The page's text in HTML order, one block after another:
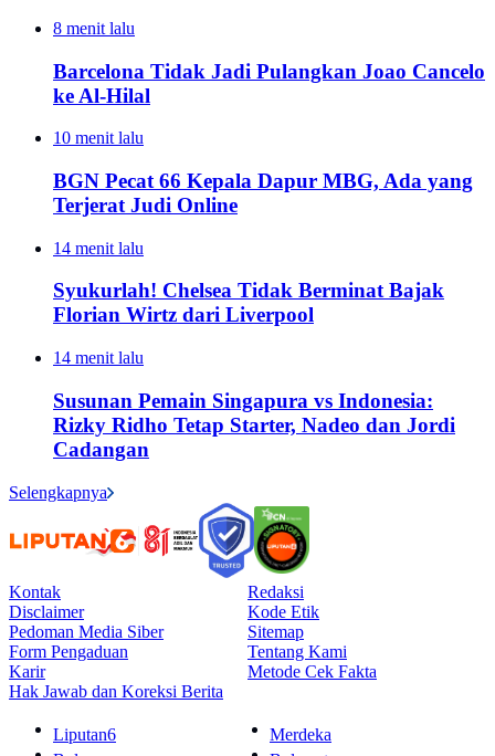
8 menit lalu
Barcelona Tidak Jadi Pulangkan Joao Cancelo
ke Al-Hilal
10 menit lalu
BGN Pecat 66 Kepala Dapur MBG, Ada yang
Terjerat Judi Online
14 menit lalu
Syukurlah! Chelsea Tidak Berminat Bajak
Florian Wirtz dari Liverpool
14 menit lalu
Susunan Pemain Singapura vs Indonesia:
Rizky Ridho Tetap Starter, Nadeo dan Jordi
Cadangan
Selengkapnya
Kontak
Redaksi
Disclaimer
Kode Etik
Pedoman Media Siber
Sitemap
Form Pengaduan
Tentang Kami
Karir
Metode Cek Fakta
Hak Jawab dan Koreksi Berita
Liputan6
Merdeka